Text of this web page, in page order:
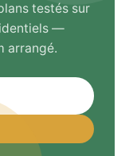
testés sur
—
arrangé.